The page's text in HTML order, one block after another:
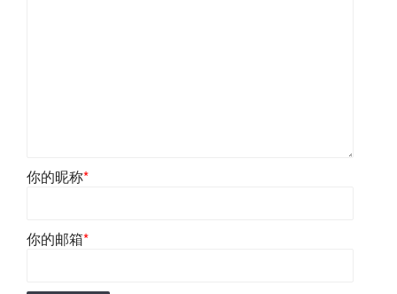
你的昵称*
你的邮箱*